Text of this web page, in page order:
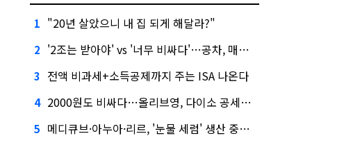
1 "20년 살았으니 내 집 되게 해달라?"
2 '2조는 받아야' vs '너무 비싸다'…공차, 매각 성공할까
3 전액 비과세+소득공제까지 주는 ISA 나온다
4 2000원도 비싸다…올리브영, 다이소 공세에 '가성비'로 맞불
5 메디큐브·아누아·리르, '눈물 세럼' 생산 중단한다